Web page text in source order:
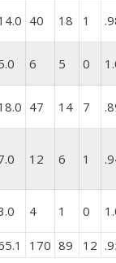
40 18 1
6 5 0
47 14 7
12 6 1
4 1 0
170 89 12